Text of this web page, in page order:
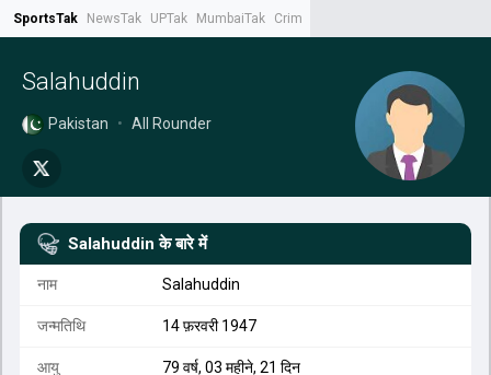
SportsTak NewsTak UPTak MumbaiTak CrimeTak
Salahuddin
Pakistan • All Rounder
Salahuddin के बारे में
नाम Salahuddin
जन्मतिथि 14 फ़रवरी 1947
आयु 79 वर्ष, 03 महीने, 21 दिन